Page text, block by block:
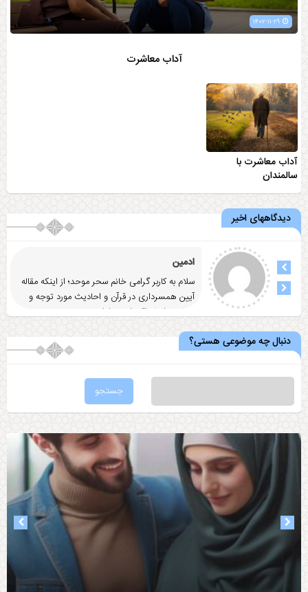
آداب معاشرت
آداب معاشرت با
سالمندان
دیدگاههای اخیر
ادمین
سلام به کاربر گرامی خانم سحر موحد؛ از اینکه مقاله
آيين همسرداری در قرآن و احاديث مورد توجه و
رضایت شما واقع شد
... ادامه
دنبال چه موضوعی هستی؟
۱۴۰۳-۰۸-۰۵